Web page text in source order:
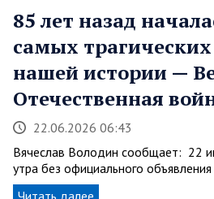
85 лет назад
самых
нашей истории —
Отечественная
22.06.2026 06:43
Вячеслав Володин сообщает: 22
утра без официального
Читать далее